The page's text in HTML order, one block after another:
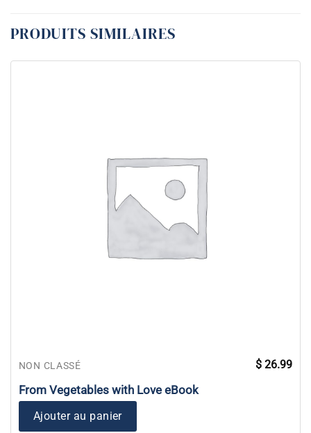
PRODUITS SIMILAIRES
NON CLASSÉ
From Vegetables with Love eBook
$ 26.99
Ajouter au panier